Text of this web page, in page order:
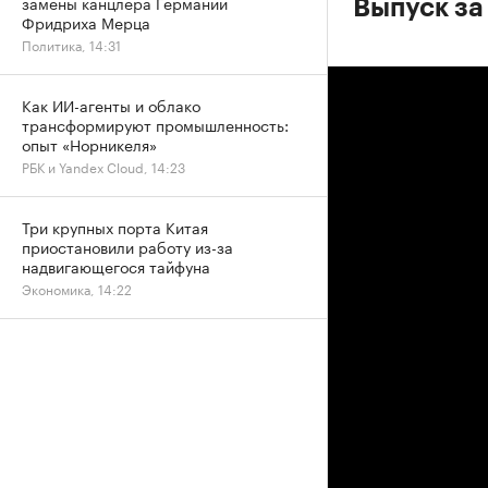
Выпуск
Фридриха Мерца
Политика, 14:31
Как ИИ-агенты и облако
трансформируют промышленность:
опыт «Норникеля»
РБК и Yandex Cloud, 14:23
Три крупных порта Китая
приостановили работу из-за
надвигающегося тайфуна
Экономика, 14:22